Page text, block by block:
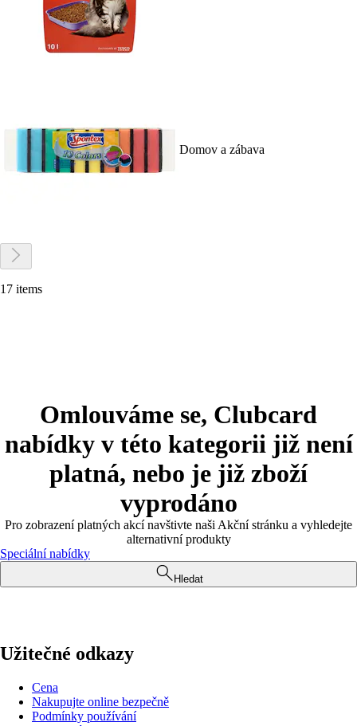
Domov a zábava
17 items
Omlouváme se, Clubcard
nabídky v této kategorii již není
platná, nebo je již zboží
vyprodáno
Pro zobrazení platných akcí navštivte naši Akční stránku a vyhledejte
alternativní produkty
Speciální nabídky
Hledat
Užitečné odkazy
Cena
Nakupujte online bezpečně
Podmínky používání